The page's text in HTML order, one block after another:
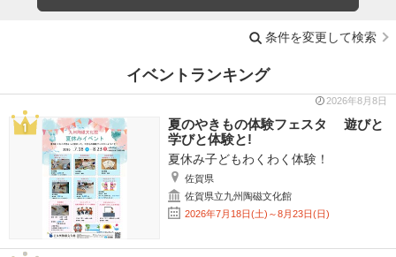
条件を変更して検索
イベントランキング
2026年8月8日
夏のやきもの体験フェスタ 遊びと
学びと体験と!
夏休み子どもわくわく体験！
佐賀県
佐賀県立九州陶磁文化館
2026年7月18日(土)～8月23日(日)